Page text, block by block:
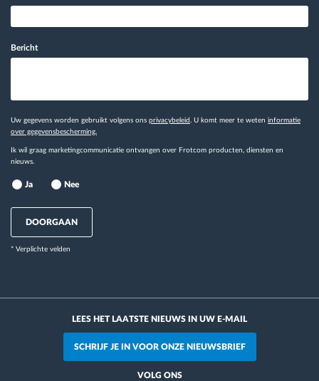
Bericht
Uw gegevens worden gebruikt volgens ons privacybeleid . U komt meer te weten informatie
over gegevensbescherming.
Ik wil graag marketingcommunicatie ontvangen over Frotcom producten, diensten en
nieuws.
Ja Nee
DOORGAAN
* Verplichte velden
LEES HET LAATSTE NIEUWS IN UW E-MAIL
SCHRIJF JE IN VOOR ONZE NIEUWSBRIEF
VOLG ONS